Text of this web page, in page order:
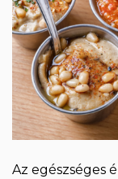
Az egészséges